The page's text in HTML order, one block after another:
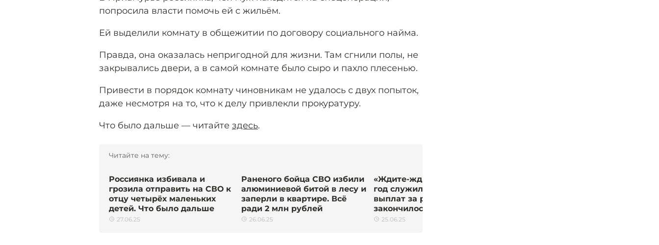
попросила власти помочь ей с жильём.
Ей выделили комнату в общежитии по договору социального найма.
Правда, она оказалась непригодной для жизни. Там сгнили полы, не
закрывались двери, а в самой комнате было сыро и пахло плесенью.
Привести в порядок комнату чиновникам не удалось с двух попыток,
даже несмотря на то, что к делу привлекли прокуратуру.
Что было дальше — читайте здесь.
Читайте на тему:
Россиянка избивала и
грозила отправить на СВО к
отцу четырёх маленьких
детей. Что было дальше
27.06.25
Раненого бойца СВО избили
алюминиевой битой в лесу и
заперли в квартире. Всё
ради 2 млн рублей
26.06.25
«Ждите-ждите»: боец СВО
год служил без зарплаты и
выплат за ранение. Чем
закончилось дело
25.06.25